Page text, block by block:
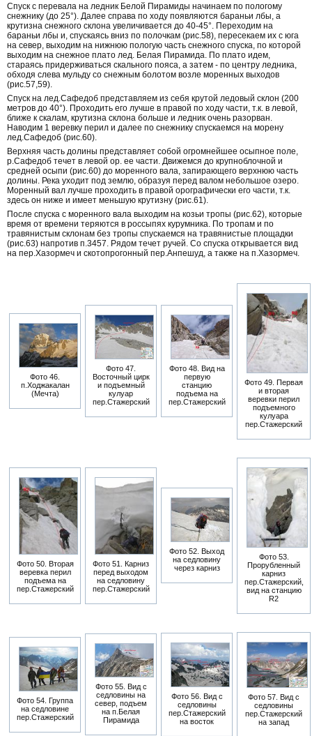
Спуск с перевала на ледник Белой Пирамиды начинаем по пологому
снежнику (до 25°). Далее справа по ходу появляются бараньи лбы, а
крутизна снежного склона увеличивается до 40-45°. Переходим на
бараньи лбы и, спускаясь вниз по полочкам (рис.58), пересекаем их с юга
на север, выходим на нижнюю пологую часть снежного спуска, по которой
выходим на снежное плато лед. Белая Пирамида. По плато идем,
стараясь придерживаться скального пояса, а затем - по центру ледника,
обходя слева мульду со снежным болотом возле моренных выходов
(рис.57,59).
Спуск на лед.Сафедоб представляем из себя крутой ледовый склон (200
метров до 40°). Проходить его лучше в правой по ходу части, т.к. в левой,
ближе к скалам, крутизна склона больше и ледник очень разорван.
Наводим 1 веревку перил и далее по снежнику спускаемся на морену
лед.Сафедоб (рис.60).
Верхняя часть долины представляет собой огромнейшее осыпное поле,
р.Сафедоб течет в левой ор. ее части. Движемся до крупноблочной и
средней осыпи (рис.60) до моренного вала, запирающего верхнюю часть
долины. Река уходит под землю, образуя перед валом небольшое озеро.
Моренный вал лучше проходить в правой орографически его части, т.к.
здесь он ниже и имеет меньшую крутизну (рис.61).
После спуска с моренного вала выходим на козьи тропы (рис.62), которые
время от времени теряются в россыпях курумника. По тропам и по
травянистым склонам без тропы спускаемся на травянистые площадки
(рис.63) напротив п.3457. Рядом течет ручей. Со спуска открывается вид
на пер.Хазормеч и скотопрогонный пер.Анпешуд, а также на п.Хазормеч.
Фото 46.
п.Ходжакалан
(Мечта)
Фото 47.
Восточный цирк
и подъемный
кулуар
пер.Стажерский
Фото 48. Вид на
первую
станцию
подъема на
пер.Стажерский
Фото 49. Первая
и вторая
веревки перил
подъемного
кулуара
пер.Стажерский
Фото 50. Вторая
веревка перил
подъема на
пер.Стажерский
Фото 51. Карниз
перед выходом
на седловину
пер.Стажерский
Фото 52. Выход
на седловину
через карниз
Фото 53.
Прорубленный
карниз
пер.Стажерский,
вид на станцию
R2
Фото 54. Группа
на седловине
пер.Стажерский
Фото 55. Вид с
седловины на
север, подъем
на п.Белая
Пирамида
Фото 56. Вид с
седловины
пер.Стажерский
на восток
Фото 57. Вид с
седловины
пер.Стажерский
на запад